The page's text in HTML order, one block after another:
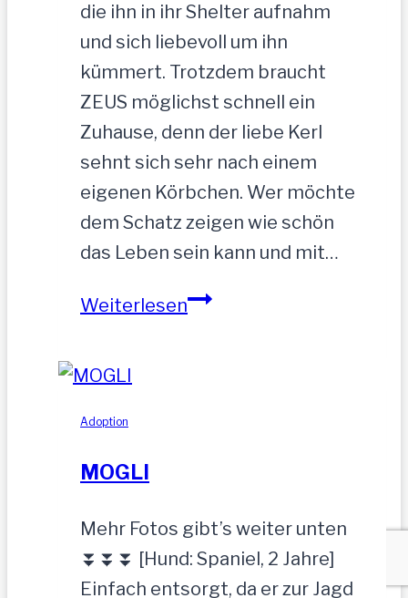
die ihn in ihr Shelter aufnahm
und sich liebevoll um ihn
kümmert. Trotzdem braucht
ZEUS möglichst schnell ein
Zuhause, denn der liebe Kerl
sehnt sich sehr nach einem
eigenen Körbchen. Wer möchte
dem Schatz zeigen wie schön
das Leben sein kann und mit…
WeiterlesenZEUS
Adoption
MOGLI
Mehr Fotos gibt’s weiter unten
⏬⏬⏬ [Hund: Spaniel, 2 Jahre]
Einfach entsorgt, da er zur Jagd